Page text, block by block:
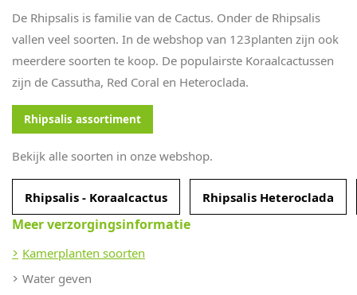
De Rhipsalis is familie van de Cactus. Onder de Rhipsalis
vallen veel soorten. In de webshop van 123planten zijn ook
meerdere soorten te koop. De populairste Koraalcactussen
zijn de Cassutha, Red Coral en Heteroclada.
Rhipsalis assortiment
Bekijk alle soorten in onze webshop.
Rhipsalis - Koraalcactus Rhipsalis Heteroclada
Meer verzorgingsinformatie
Kamerplanten soorten
Water geven